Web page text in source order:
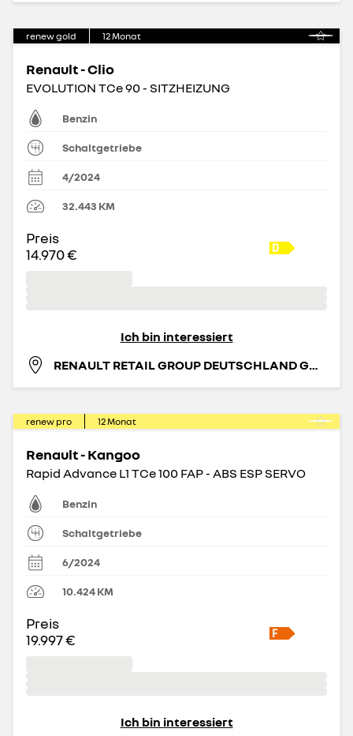
renew gold 12Monat
Renault - Clio
EVOLUTION TCe 90 - SITZHEIZUNG
Benzin
Schaltgetriebe
4/2024
32.443 KM
Preis
14.970 €
Ich bin interessiert
RENAULT RETAIL GROUP DEUTSCHLAND GMBH
renew pro 12Monat
Renault - Kangoo
Rapid Advance L1 TCe 100 FAP - ABS ESP SERVO
Benzin
Schaltgetriebe
6/2024
10.424KM
Preis
19.997 €
Ich bin interessiert